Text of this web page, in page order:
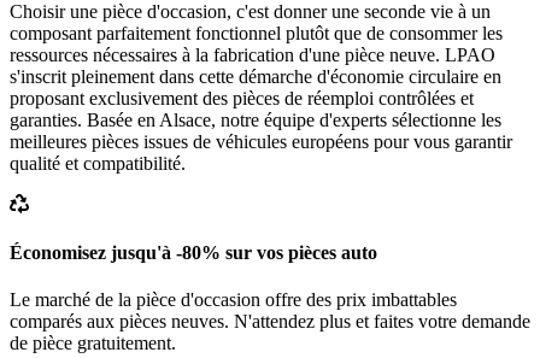
Choisir une pièce d'occasion, c'est donner une seconde vie à un
composant parfaitement fonctionnel plutôt que de consommer les
ressources nécessaires à la fabrication d'une pièce neuve. LPAO
s'inscrit pleinement dans cette démarche d'économie circulaire en
proposant exclusivement des pièces de réemploi contrôlées et
garanties. Basée en Alsace, notre équipe d'experts sélectionne les
meilleures pièces issues de véhicules européens pour vous garantir
qualité et compatibilité.
Économisez jusqu'à -80% sur vos pièces auto
Le marché de la pièce d'occasion offre des prix imbattables
comparés aux pièces neuves. N'attendez plus et faites votre demande
de pièce gratuitement.